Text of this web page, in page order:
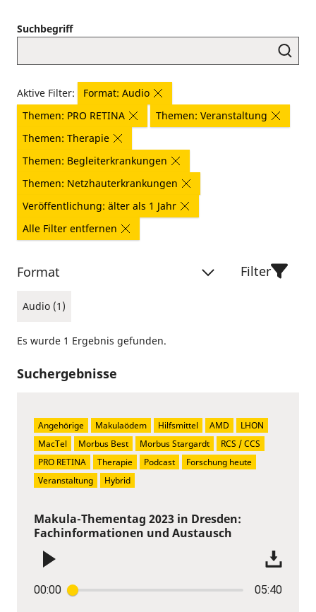
Suchbegriff
Aktive Filter:
Format: Audio
Themen: PRO RETINA
Themen: Veranstaltung
Themen: Therapie
Themen: Begleiterkrankungen
Themen: Netzhauterkrankungen
Veröffentlichung: älter als 1 Jahr
Alle Filter entfernen
Format
Audio (1)
Filter
Es wurde 1 Ergebnis gefunden.
Suchergebnisse
Makula-Thementag 2023 in Dresden:
Fachinformationen und Austausch
00:00 05:40
Angehörige Makulaödem Hilfsmittel AMD
LHON
MacTel
Morbus Best Morbus Stargardt
RCS / CCS
PRO RETINA
Therapie Podcast
Forschung heute
Veranstaltung
Hybrid